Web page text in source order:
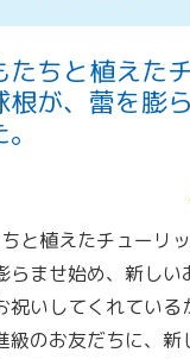
たちと植えた
根が、蕾を膨
と植えたチューリッ
らませ始め、新しい
いしてくれている
級のお友だちに、新